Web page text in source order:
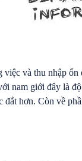
và thu nhập
nam giới đây là
hơn. Còn về